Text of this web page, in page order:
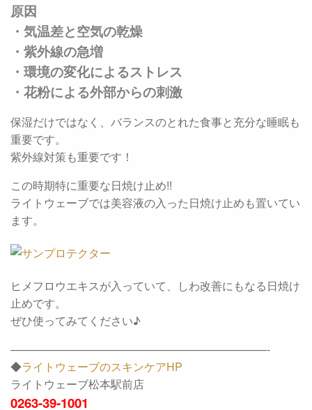
原因
・気温差と空気の乾燥
・紫外線の急増
・環境の変化によるストレス
・花粉による外部からの刺激
保湿だけではなく、バランスのとれた食事と充分な睡眠も
重要です。
紫外線対策も重要です！
この時期特に重要な日焼け止め!!
ライトウェーブでは美容液の入った日焼け止めも置いてい
ます。
ヒメフロウエキスが入っていて、しわ改善にもなる日焼け
止めです。
ぜひ使ってみてください♪
———————————————————————-
◆ライトウェーブのスキンケアHP
ライトウェーブ松本駅前店
0263-39-1001